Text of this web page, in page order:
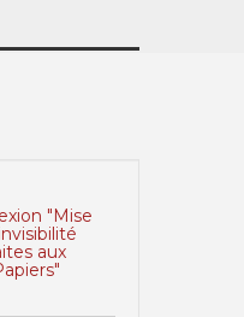
"Mise
aux